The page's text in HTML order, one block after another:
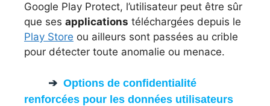
Google Play Protect, l’utilisateur peut être sûr
que ses applications téléchargées depuis le
Play Store ou ailleurs sont passées au crible
pour détecter toute anomalie ou menace.
Options de confidentialité
renforcées pour les données utilisateurs